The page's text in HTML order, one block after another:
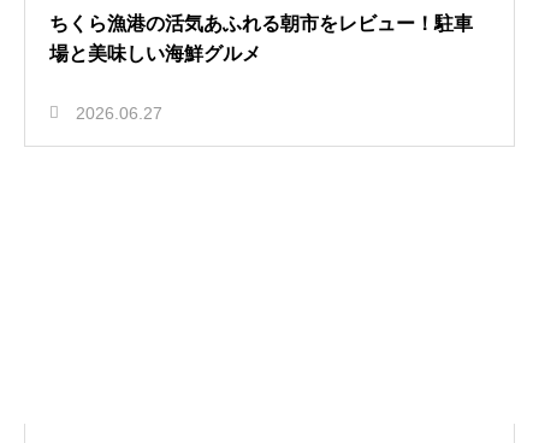
ちくら漁港の活気あふれる朝市をレビュー！駐車
場と美味しい海鮮グルメ
2026.06.27